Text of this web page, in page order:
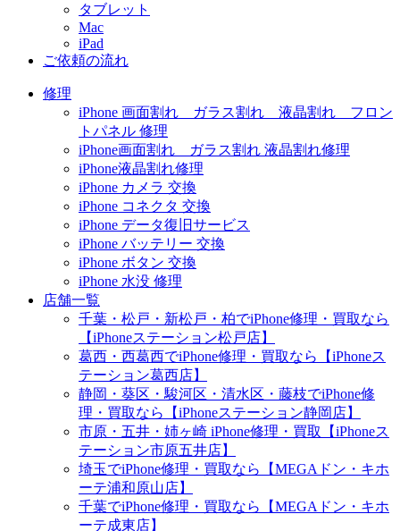
タブレット
Mac
iPad
ご依頼の流れ
修理
iPhone 画面割れ ガラス割れ 液晶割れ フロン
トパネル 修理
iPhone画面割れ ガラス割れ 液晶割れ修理
iPhone液晶割れ修理
iPhone カメラ 交換
iPhone コネクタ 交換
iPhone データ復旧サービス
iPhone バッテリー 交換
iPhone ボタン 交換
iPhone 水没 修理
店舗一覧
千葉・松戸・新松戸・柏でiPhone修理・買取なら
【iPhoneステーション松戸店】
葛西・西葛西でiPhone修理・買取なら【iPhoneス
テーション葛西店】
静岡・葵区・駿河区・清水区・藤枝でiPhone修
理・買取なら【iPhoneステーション静岡店】
市原・五井・姉ヶ崎 iPhone修理・買取【iPhoneス
テーション市原五井店】
埼玉でiPhone修理・買取なら【MEGAドン・キホ
ーテ浦和原山店】
千葉でiPhone修理・買取なら【MEGAドン・キホ
ーテ成東店】